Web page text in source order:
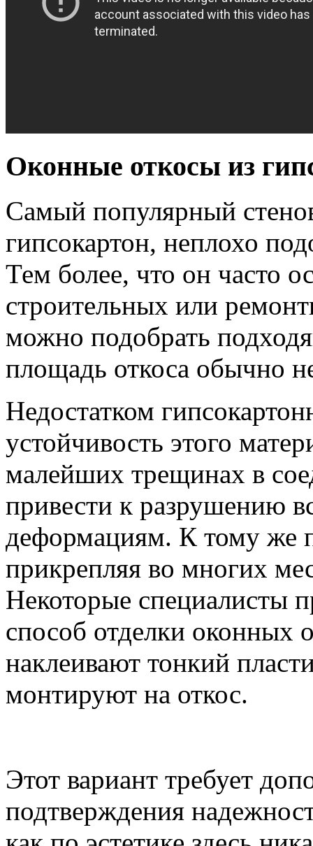
Оконные откосы из
Самый популярный
гипсокартон, неплохо
Тем более, что он часто
строительных или
можно подобрать
площадь откоса обычно
Недостатком
устойчивость этого
малейших трещинах в
привести к разрушению
деформациям. К тому же
прикрепляя во многих
Некоторые специалисты
способ отделки оконных
наклеивают тонкий
монтируют на откос.
Этот вариант требует
подтверждения